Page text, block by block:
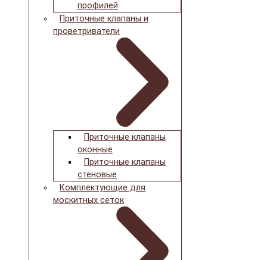
профилей
Приточные клапаны и
проветриватели
Приточные клапаны
оконные
Приточные клапаны
стеновые
Комплектующие для
москитных сеток